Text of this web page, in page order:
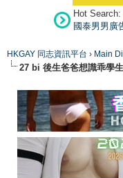
Hot Search:
國泰男男廣
HKGAY 同志資訊平台 › Main
27 bi 後生爸爸想識乖學